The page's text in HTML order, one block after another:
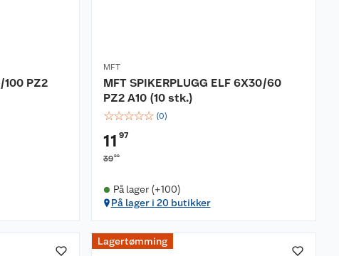
100 PZ2
MFT
MFT SPIKERPLUGG ELF 6X30/60
PZ2 A10 (10 stk.)
☆☆☆☆☆ (0)
11 97
3990
På lager (+100)
På lager i 20 butikker
Lagertømming